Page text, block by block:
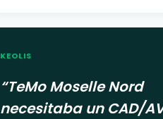
KEOLIS
“TeMo Moselle Nord
necesitaba un CAD/